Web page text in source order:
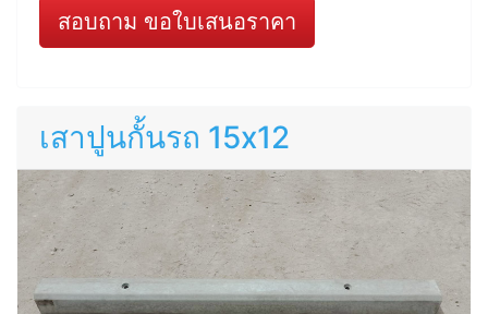
สอบถาม ขอใบเสนอราคา
เสาปูนกั้นรถ 15x12